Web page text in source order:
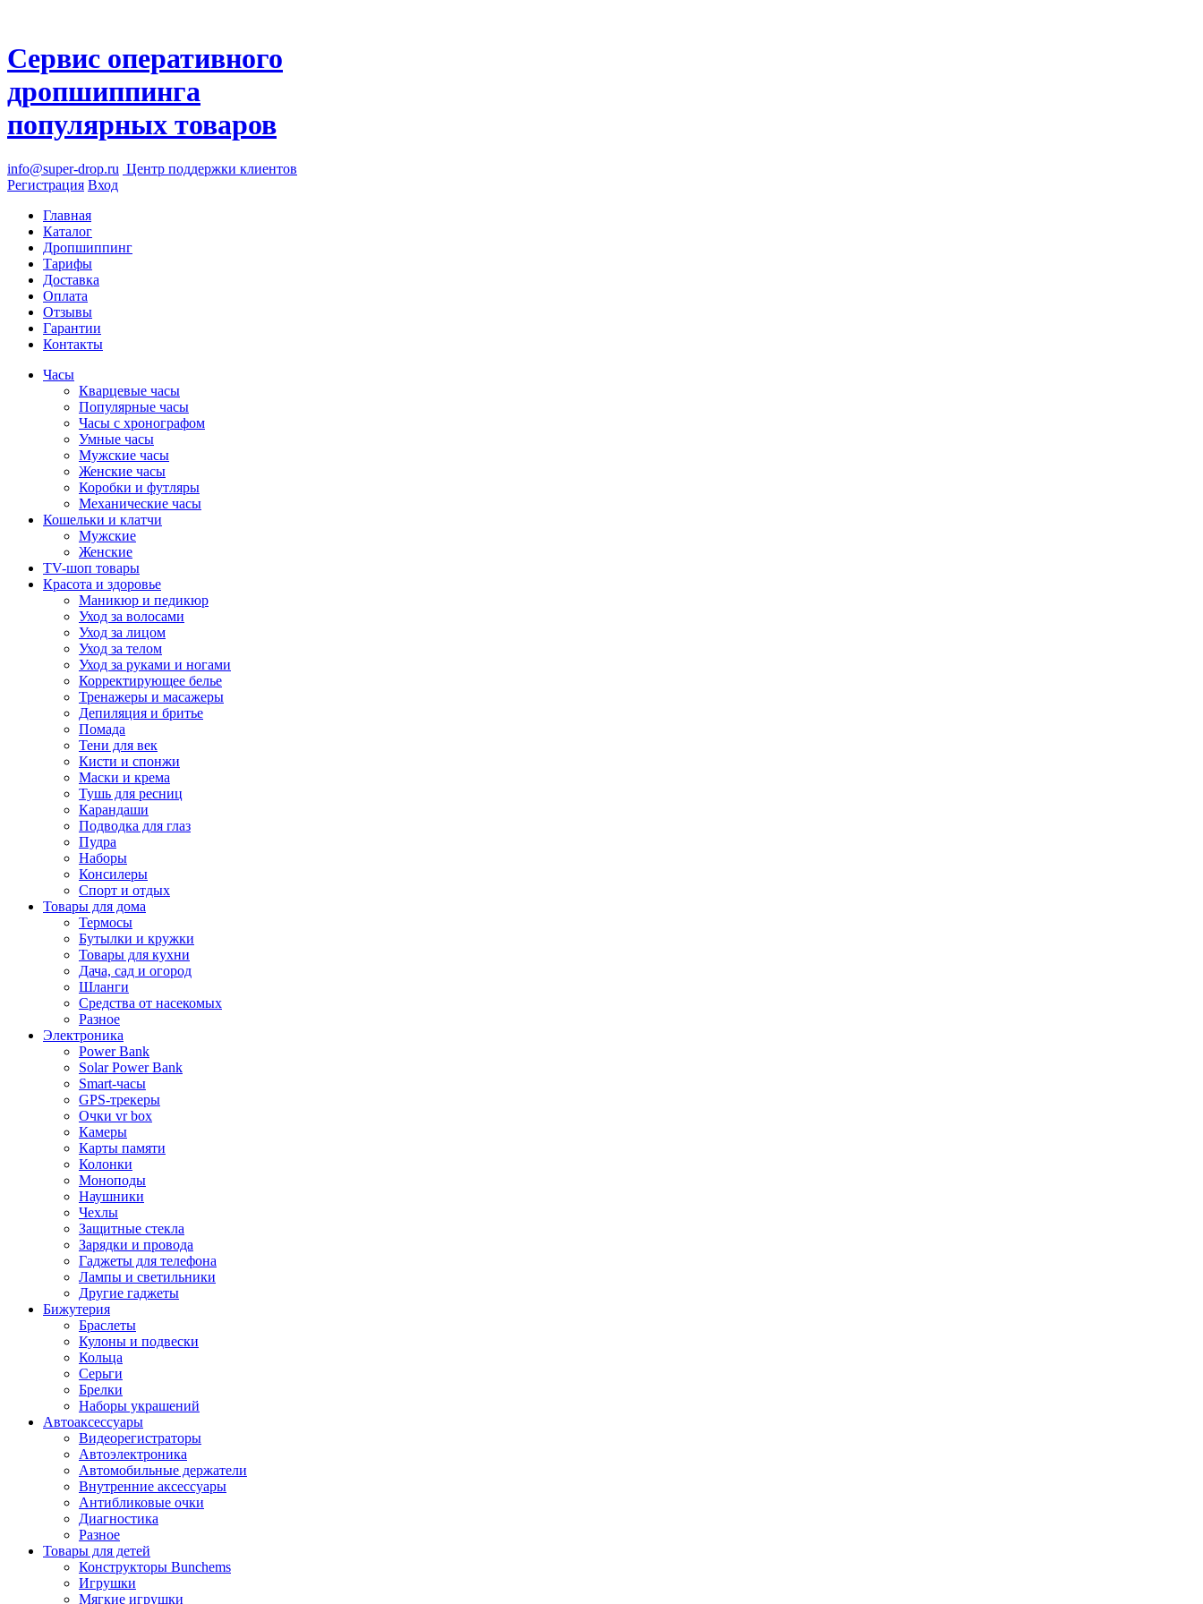
Сервис оперативного
дропшиппинга
популярных товаров
info@super-drop.ru Центр поддержки клиентов
Регистрация Вход
Главная
Каталог
Дропшиппинг
Тарифы
Доставка
Оплата
Отзывы
Гарантии
Контакты
Часы
Кварцевые часы
Популярные часы
Часы с хронографом
Умные часы
Мужские часы
Женские часы
Коробки и футляры
Механические часы
Кошельки и клатчи
Мужские
Женские
TV-шоп товары
Красота и здоровье
Маникюр и педикюр
Уход за волосами
Уход за лицом
Уход за телом
Уход за руками и ногами
Корректирующее белье
Тренажеры и масажеры
Депиляция и бритье
Помада
Тени для век
Кисти и спонжи
Маски и крема
Тушь для ресниц
Карандаши
Подводка для глаз
Пудра
Наборы
Консилеры
Спорт и отдых
Товары для дома
Термосы
Бутылки и кружки
Товары для кухни
Дача, сад и огород
Шланги
Средства от насекомых
Разное
Электроника
Power Bank
Solar Power Bank
Smart-часы
GPS-трекеры
Очки vr box
Камеры
Карты памяти
Колонки
Моноподы
Наушники
Чехлы
Защитные стекла
Зарядки и провода
Гаджеты для телефона
Лампы и светильники
Другие гаджеты
Бижутерия
Браслеты
Кулоны и подвески
Кольца
Серьги
Брелки
Наборы украшений
Автоаксессуары
Видеорегистраторы
Автоэлектроника
Автомобильные держатели
Внутренние аксессуары
Антибликовые очки
Диагностика
Разное
Товары для детей
Конструкторы Bunchems
Игрушки
Мягкие игрушки